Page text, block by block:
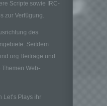
Scripte sowie IRC-
zur Verfügung.
des
Seitdem
Beiträge und
Web-
Let’s Plays ihr
zusätzlichen
aufbewahrt werden
die gewährleisten,
Daten nicht
identifizierbaren
werden.
für die Verarbeitung
die Verarbeitung